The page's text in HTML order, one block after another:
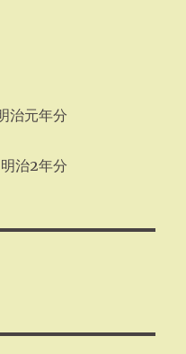
治元年分
治2年分